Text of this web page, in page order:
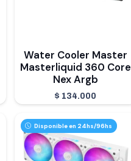
Water Cooler Master
Masterliquid 360 Core
Nex Argb
$ 134.000
Disponible en 24hs/96hs